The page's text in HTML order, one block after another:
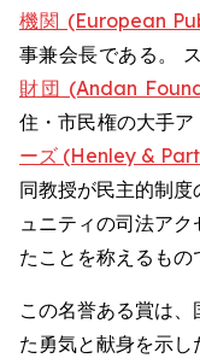
機関 (European
事兼会長である。
財団 (Andan
住・市民権の大手
ーズ (Henley &
同教授が民主的制度
ュニティの司法ア
たことを称えるもの
この名誉ある賞は
た勇気と献身を示